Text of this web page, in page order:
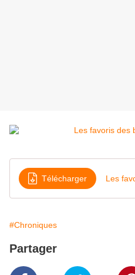
Télécharger Les
#Chroniques
Partager